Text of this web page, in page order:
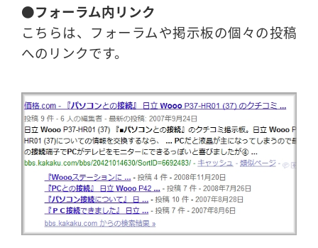
●フォーラム内リンク
こちらは、フォーラムや掲示板の個々の投稿
へのリンクです。